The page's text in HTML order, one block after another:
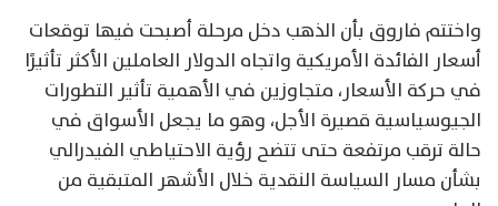
واختتم فاروق بأن الذهب دخل مرحلة أصبحت فيها توقعات
أسعار الفائدة الأمريكية واتجاه الدولار العاملين الأكثر تأثيرًا
في حركة الأسعار، متجاوزين في الأهمية تأثير التطورات
الجيوسياسية قصيرة الأجل، وهو ما يجعل الأسواق في
حالة ترقب مرتفعة حتى تتضح رؤية الاحتياطي الفيدرالي
بشأن مسار السياسة النقدية خلال الأشهر المتبقية من